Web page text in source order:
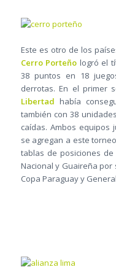
Este es otro de los
Cerro Porteño logró el
38 puntos en 18
derrotas. En el primer
Libertad había
también con 38
caídas. Ambos equipos
se agregan a este
tablas de posiciones
Nacional y Guaireña por
Copa Paraguay y